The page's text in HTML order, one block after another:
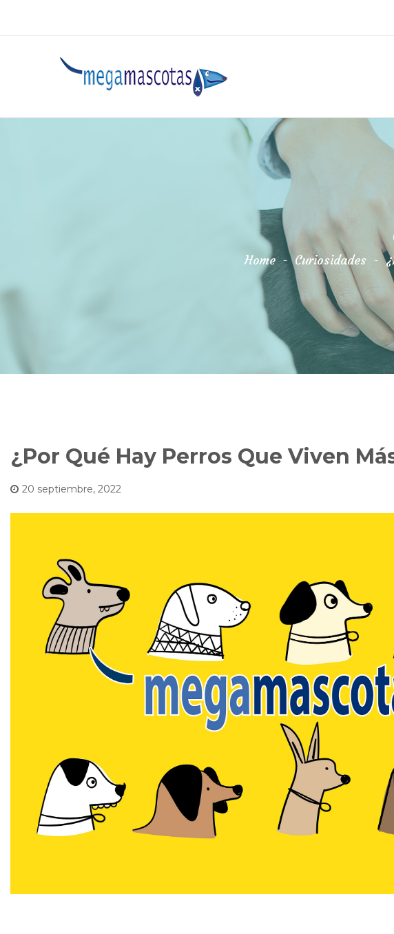
Home - Curiosidades -
¿Por Qué Hay Perros Que Viven
20 septiembre, 2022